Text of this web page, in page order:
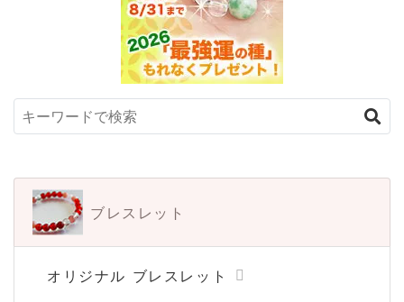
ブレスレット
オリジナル ブレスレット